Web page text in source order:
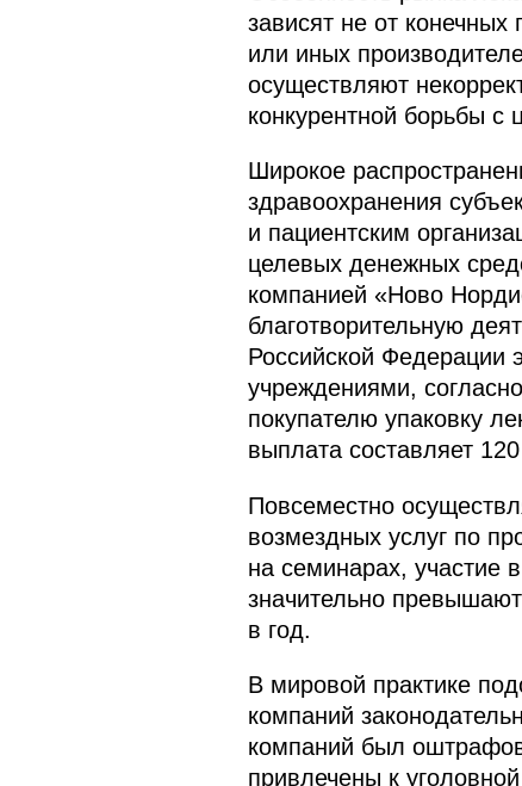
зависят не от
или иных
осуществляют
конкурентной борьбы с
Широкое
здравоохранения
и пациентским
целевых денежных
компанией «Ново
благотворительную
Российской Федерации
учреждениями,
покупателю упаковку
выплата составляет
Повсеместно
возмездных услуг по
на семинарах, участие
значительно
в год.
В мировой практике
компаний
компаний был
привлечены к